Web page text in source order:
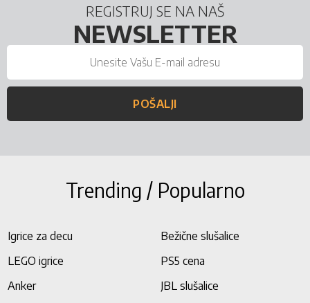
REGISTRUJ SE NA NAŠ
NEWSLETTER
POŠALJI
Trending / Popularno
Igrice za decu
Bežične slušalice
LEGO igrice
PS5 cena
Anker
JBL slušalice